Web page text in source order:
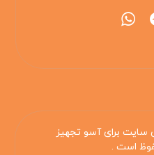
سایت برای آسو تجهیز
است .